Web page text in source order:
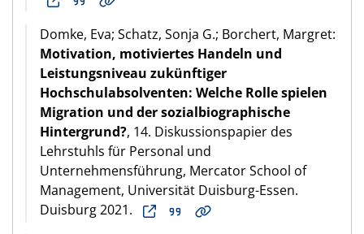
Domke, Eva; Schatz, Sonja G.; Borchert, Margret:
Motivation, motiviertes Handeln und
Leistungsniveau zukünftiger
Hochschulabsolventen: Welche Rolle spielen
Migration und der sozialbiographische
Hintergrund?, 14. Diskussionspapier des
Lehrstuhls für Personal und
Unternehmensführung, Mercator School of
Management, Universität Duisburg-Essen.
Duisburg 2021.